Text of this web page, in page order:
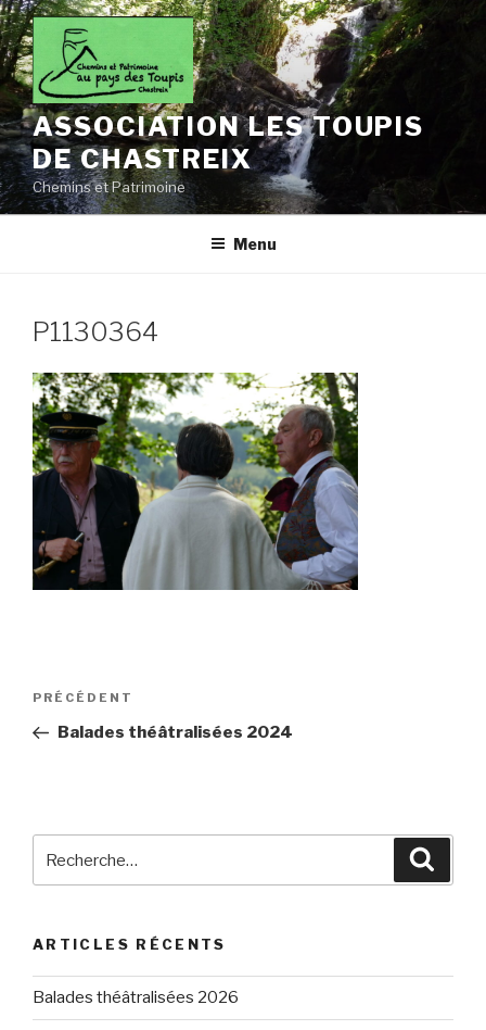
Aller
au
contenu
principal
ASSOCIATION LES TOUPIS
DE CHASTREIX
Chemins et Patrimoine
Menu
P1130364
Navigation
l’article
Article
précédent
PRÉCÉDENT
Balades théâtralisées 2024
ARTICLES RÉCENTS
Balades théâtralisées 2026